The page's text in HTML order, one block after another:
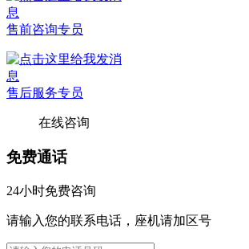
售前咨询专员
售后服务专员
在线咨询
免费通话
24小时免费咨询
请输入您的联系电话，座机请加区号